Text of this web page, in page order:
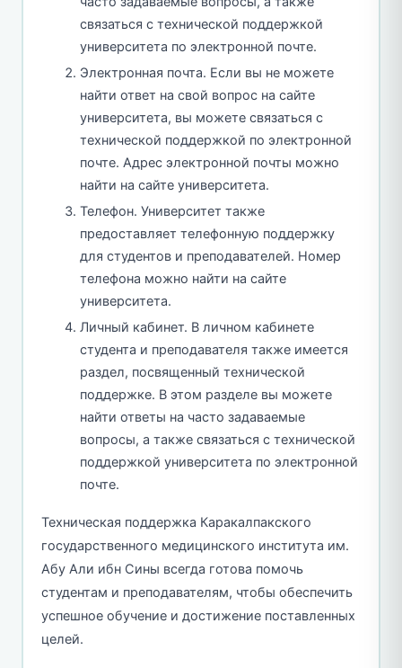
связаться с технической поддержкой
университета по электронной почте.
Электронная почта. Если вы не можете
найти ответ на свой вопрос на сайте
университета, вы можете связаться с
технической поддержкой по электронной
почте. Адрес электронной почты можно
найти на сайте университета.
Телефон. Университет также
предоставляет телефонную поддержку
для студентов и преподавателей. Номер
телефона можно найти на сайте
университета.
Личный кабинет. В личном кабинете
студента и преподавателя также имеется
раздел, посвященный технической
поддержке. В этом разделе вы можете
найти ответы на часто задаваемые
вопросы, а также связаться с технической
поддержкой университета по электронной
почте.
Техническая поддержка Каракалпакского
государственного медицинского института им.
Абу Али ибн Сины всегда готова помочь
студентам и преподавателям, чтобы обеспечить
успешное обучение и достижение поставленных
целей.